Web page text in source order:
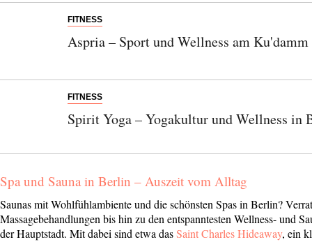
FITNESS
Aspria – Sport und Wellness am Ku'damm
FITNESS
Spirit Yoga – Yogakultur und Wellness in
Spa und Sauna in Berlin – Auszeit vom Alltag
Saunas mit Wohlfühlambiente und die schönsten Spas in Berlin?
Massagebehandlungen bis hin zu den entspanntesten Wellness- und
der Hauptstadt. Mit dabei sind etwa dasSaint Charles Hideaway, ein